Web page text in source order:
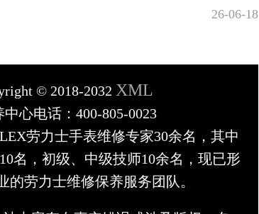
26-06-18
© 2018-2032 XML
心电话：400-805-0023
劳力士手表维修专家30余名，其中
名，初级、中级技师10余名，现已形
的劳力士维修保养服务团队。